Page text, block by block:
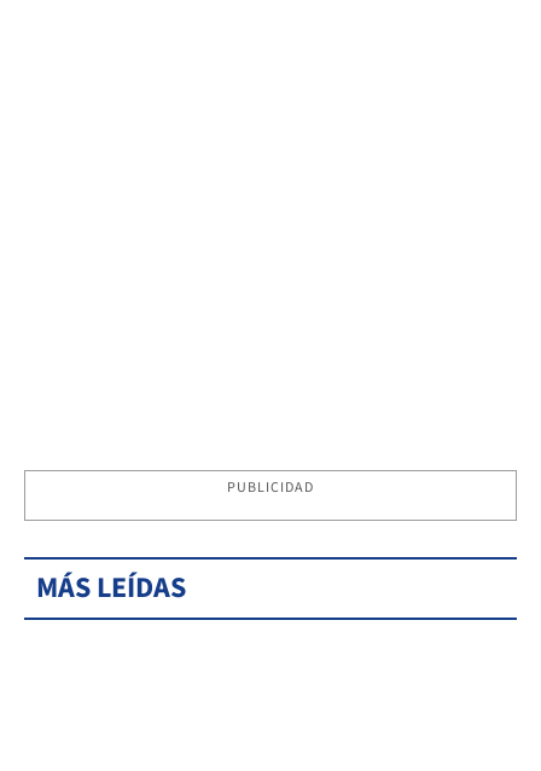
PUBLICIDAD
MÁS LEÍDAS